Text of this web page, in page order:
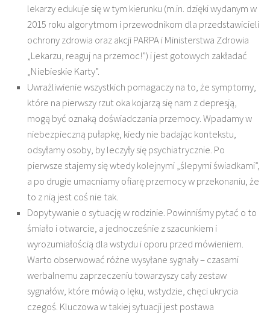
lekarzy edukuje się w tym kierunku (m.in. dzięki wydanym w
2015 roku algorytmom i przewodnikom dla przedstawicieli
ochrony zdrowia oraz akcji PARPA i Ministerstwa Zdrowia
„Lekarzu, reaguj na przemoc!”) i jest gotowych zakładać
„Niebieskie Karty”.
Uwrażliwienie wszystkich pomagaczy na to, że symptomy,
które na pierwszy rzut oka kojarzą się nam z depresją,
mogą być oznaką doświadczania przemocy. Wpadamy w
niebezpieczną pułapkę, kiedy nie badając kontekstu,
odsyłamy osoby, by leczyły się psychiatrycznie. Po
pierwsze stajemy się wtedy kolejnymi „ślepymi świadkami”,
a po drugie umacniamy ofiarę przemocy w przekonaniu, że
to z nią jest coś nie tak.
Dopytywanie o sytuację w rodzinie. Powinniśmy pytać o to
śmiało i otwarcie, a jednocześnie z szacunkiem i
wyrozumiałością dla wstydu i oporu przed mówieniem.
Warto obserwować różne wysyłane sygnały – czasami
werbalnemu zaprzeczeniu towarzyszy cały zestaw
sygnałów, które mówią o lęku, wstydzie, chęci ukrycia
czegoś. Kluczowa w takiej sytuacji jest postawa